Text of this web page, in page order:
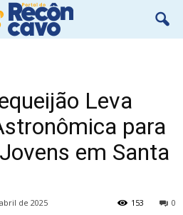
Leva
para
em Santa
de 2025 0
153